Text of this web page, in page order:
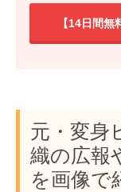
【14日間
元・変身
織の広報
を画像で